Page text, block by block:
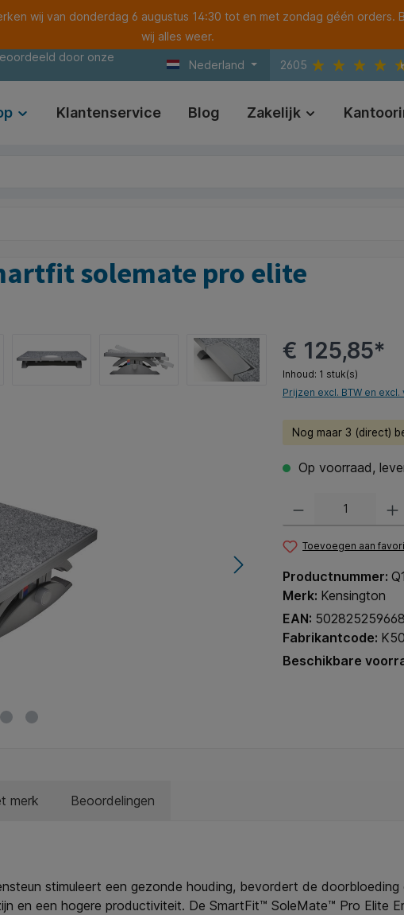
wij van donderdag 6 augustus 14:30 tot en met zondag géén orders.
wij alles weer.
door onze
Nederland 2605
Klantenservice Blog Zakelijk
solemate pro elite
€ 125,85*
Inhoud: 1 stuk(s)
Prijzen excl. BTW en
Nog maar 3 (direct)
Op voorraad,
Toevoegen aan
Productnummer:
Merk: Kensington
EAN:
Fabrikantcode:
Beschikbare
merk Beoordelingen
stimuleert een gezonde houding, bevordert de
en een hogere productiviteit. De SmartFit™ SoleMate™ Pro Elite